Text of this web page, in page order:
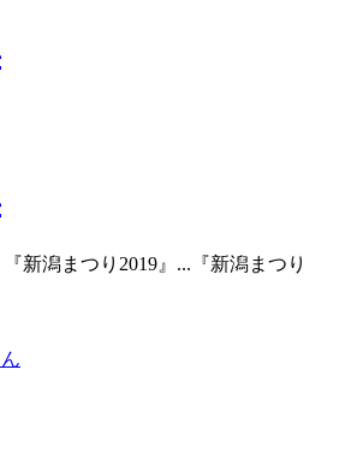
『新潟まつり2019』... 『新潟まつり